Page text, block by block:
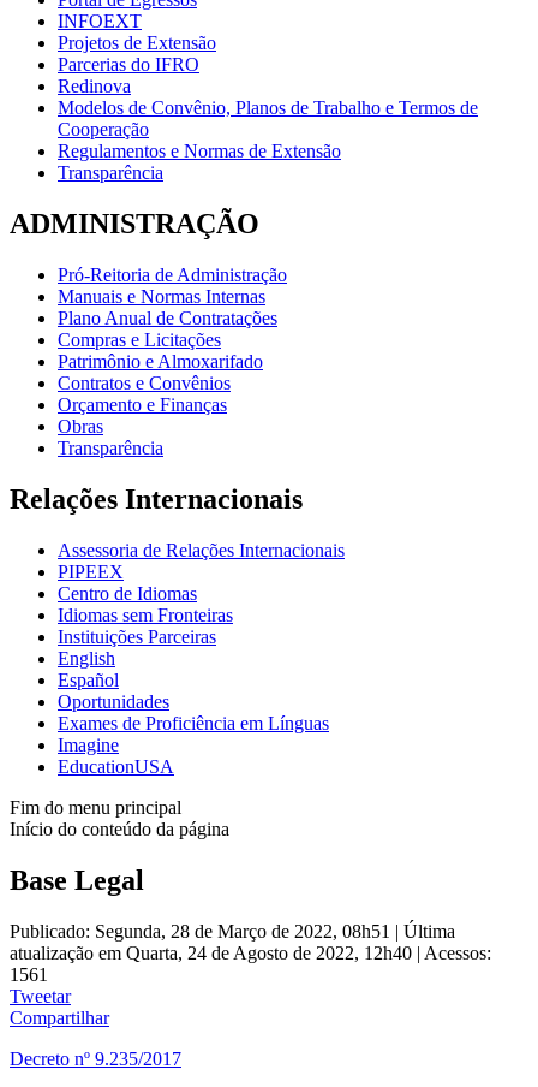
INFOEXT
Projetos de Extensão
Parcerias do IFRO
Redinova
Modelos de Convênio, Planos de Trabalho e Termos de
Cooperação
Regulamentos e Normas de Extensão
Transparência
ADMINISTRAÇÃO
Pró-Reitoria de Administração
Manuais e Normas Internas
Plano Anual de Contratações
Compras e Licitações
Patrimônio e Almoxarifado
Contratos e Convênios
Orçamento e Finanças
Obras
Transparência
Relações Internacionais
Assessoria de Relações Internacionais
PIPEEX
Centro de Idiomas
Idiomas sem Fronteiras
Instituições Parceiras
English
Español
Oportunidades
Exames de Proficiência em Línguas
Imagine
EducationUSA
Fim do menu principal
Início do conteúdo da página
Base Legal
Publicado: Segunda, 28 de Março de 2022, 08h51 | Última
atualização em Quarta, 24 de Agosto de 2022, 12h40 | Acessos:
1561
Tweetar
Compartilhar
Decreto nº 9.235/2017